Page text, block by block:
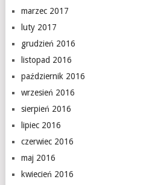
marzec 2017
luty 2017
grudzień 2016
listopad 2016
październik 2016
wrzesień 2016
sierpień 2016
lipiec 2016
czerwiec 2016
maj 2016
kwiecień 2016